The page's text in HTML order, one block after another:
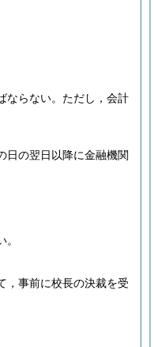
らない。 ただし，会計
日の翌日以降に金融機関
，事前に校長の決裁を受